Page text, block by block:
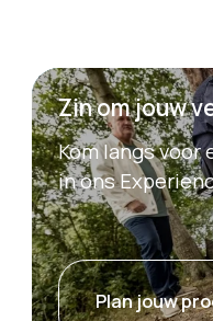
Zin om jouw
Kom langs
in ons
Plan jouw